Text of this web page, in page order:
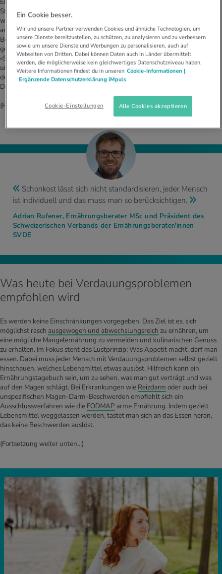
Standard von dieser Kostform abgekommen. Der Grund: Es gab nie eine
wissenschaftliche Basis für die Einschränkungen beim Essen. Die Liste der
angeblich leicht verdaulichen Lebensmittel basiert auf einer individuellen
Befragung, nicht auf klinischen Studien. So galt beispielsweise ein
gekochtes Ei als leichte Kost, ein Spiegelei hingegen nicht – ohne Belege.
«Schonkost lässt sich nicht standardisieren, jeder Mensch ist individuell
und das muss man so berücksichtigen», sagt Adrian Rufener, Präsident
des Schweizerischen Verbands der Ernährungsberater/innen SVDE und
Dozent an der Berner Fachhochschule.
(Fortsetzung weiter unten…)
Schonkost lässt sich nicht standardisieren, jeder Mensch
ist individuell und das muss man so berücksichtigen.
Adrian Rufener, Ernährungsberater MSc und Präsident des
Schweizerischen Verbands der Ernährungsberater/innen
SVDE
Was heute bei Verdauungsproblemen
empfohlen wird
Es werden keine Einschränkungen vorgegeben. Das Ziel ist es, sich
möglichst rasch ausgewogen und abwechslungsreich zu ernähren, um
eine mögliche Mangelernährung zu vermeiden und kulinarischen Genuss
zu erhalten. Im Fokus steht das Lustprinzip: Was Appetit macht, darf man
essen. Dabei muss jeder Mensch mit Verdauungsproblemen selbst gezielt
hinschauen, welches Lebensmittel etwas auslöst. Hilfreich kann ein
Ernährungstagebuch sein, um zu sehen, was man gut verträgt und was
auf den Magen schlägt. Bei Erkrankungen wie Reizdarm oder auch bei
unspezifischen Magen-Darm-Beschwerden empfiehlt sich ein
Ausschlussverfahren wie die FODMAP arme Ernährung. Indem gezielt
Lebensmittel weggelassen werden, tastet man sich an das Essen heran,
das keine Beschwerden auslöst.
(Fortsetzung weiter unten…)
Ein Cookie besser.
Wir und unsere Partner verwenden Cookies und ähnliche Technologien, um
unsere Dienste bereitzustellen, zu schützen, zu analysieren und zu verbessern
sowie um unsere Dienste und Werbungen zu personalisieren, auch auf
Webseiten von Dritten. Dabei können Daten auch in Länder übermittelt
werden, die möglicherweise kein gleichwertiges Datenschutzniveau haben.
Weitere Informationen findest du in unseren Cookie-Informationen |
Ergänzende Datenschutzerklärung iMpuls
Cookie-Einstellungen Alle Cookies akzeptieren